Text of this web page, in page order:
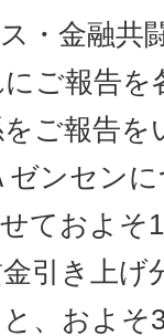
・金融共
ご報告を
ご報告
ンセン
ておよそ
引き上げ
、およそ